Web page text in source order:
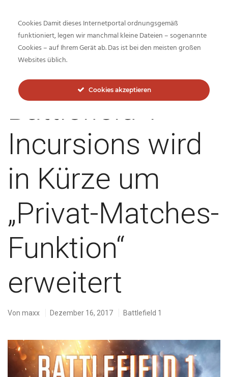
Inside-Network.net
Battlefield 1
Incursions wird
in Kürze um
„Privat-Matches-
Funktion“
erweitert
Von maxx Dezember 16, 2017 Battlefield 1
Cookies Damit dieses Internetportal ordnungsgemäß
funktioniert, legen wir manchmal kleine Dateien – sogenannte
Cookies – auf Ihrem Gerät ab. Das ist bei den meisten großen
Websites üblich.
Cookies akzeptieren